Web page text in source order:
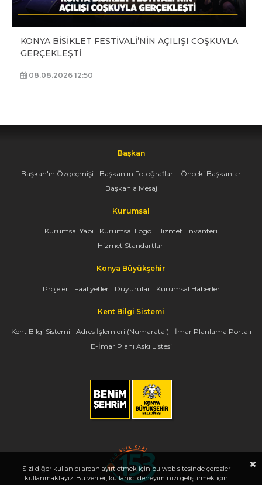
KONYA BİSİKLET FESTİVALİ’NİN AÇILIŞI COŞKUYLA
GERÇEKLEŞTİ
08.08.2026 12:50
Başkan
Başkan'ın Özgeçmişi Başkan'ın Fotoğrafları
Önceki Başkanlar
Başkan'a Mesaj
Kurumsal
Kurumsal Yapı Kurumsal Logo
Hizmet Envanteri
Hizmet Standartları
Konya Büyükşehir
Projeler Faaliyetler Duyurular Kurumsal Haberler
Kent Bilgi Sistemi
Kent Bilgi Sistemi Adres İşlemleri (Numarataj)
İmar Planlama Portalı
E-İmar Planı Askı Listesi
Sizi diğer kullanıcılardan ayırt etmek için bu web sitesinde çerezler
kullanmaktayız. Bu veriler, kullanıcı deneyiminizi geliştirmek için